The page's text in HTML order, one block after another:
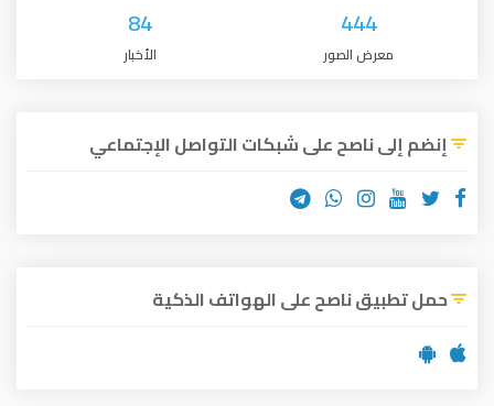
444
معرض الصور
84
الأخبار
إنضم إلى ناصح على شبكات التواصل الإجتماعي
حمل تطبيق ناصح على الهواتف الذكية